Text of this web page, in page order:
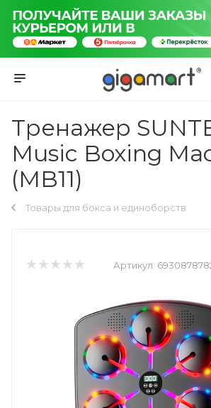
Тренажер
Music Boxing
(MB11)
Товары для бокса и единоборств
Артикул: